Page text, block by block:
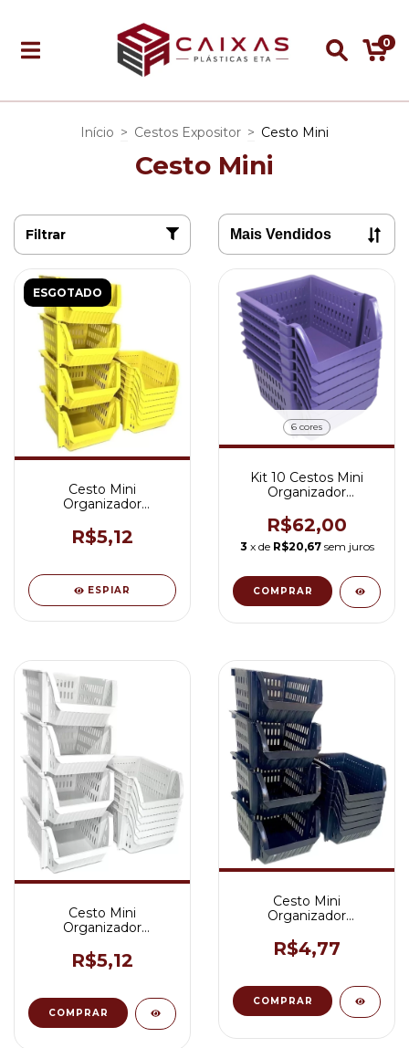
0
Início > Cestos Expositor > Cesto Mini
Cesto Mini
Filtrar
ESGOTADO
Cesto Mini
Organizador
Amarelo
R$5,12
ESPIAR
6 cores
Kit 10 Cestos Mini
Organizador
R$62,00
3 x de R$20,67 sem juros
COMPRAR
Cesto Mini
Organizador
R$5,12
Cesto Mini
Organizador
R$4,77